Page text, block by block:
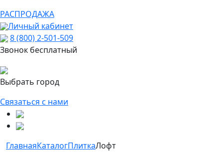
РАСПРОДАЖА
Личный кабинет
8 (800) 2-501-509
Звонок бесплатный
Выбрать город
Связаться с нами
ГлавнаяКаталогПлиткаЛофт